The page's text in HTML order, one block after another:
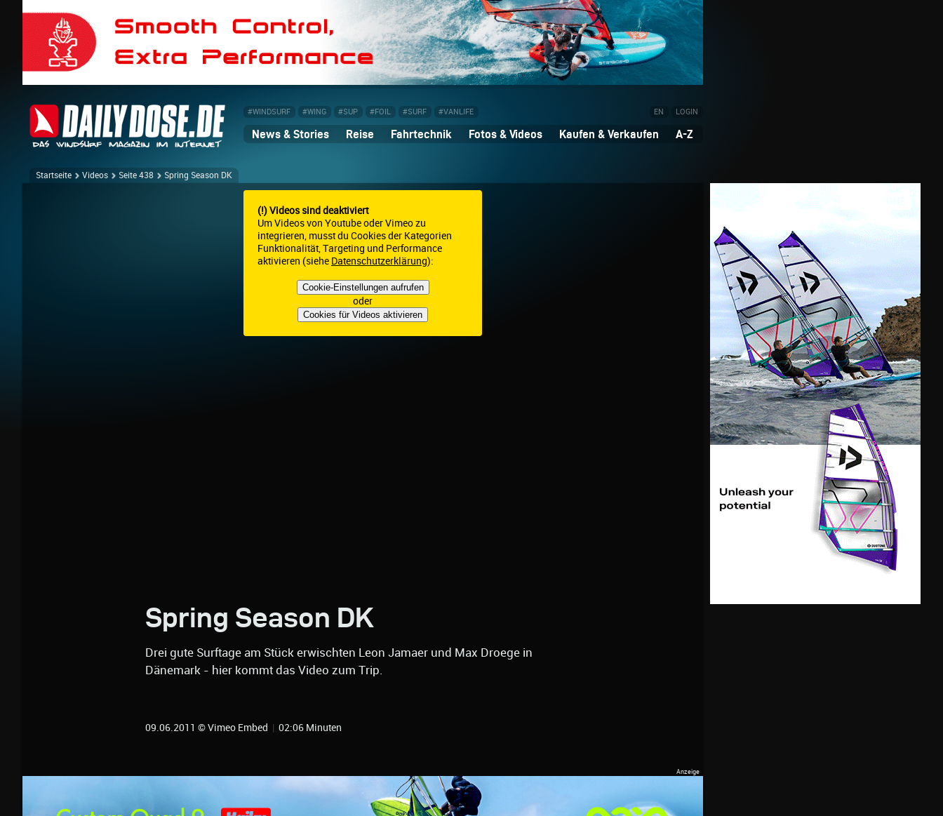
#WINDSURF #WING #SUP #FOIL #SURF #VANLIFE EN LOGIN
News & Stories Reise Fahrtechnik Fotos & Videos Kaufen & Verkaufen A-Z
Startseite Videos Seite 438 Spring Season DK
(!) Videos sind deaktiviert
Um Videos von Youtube oder Vimeo zu
integrieren, musst du Cookies der Kategorien
Funktionalität, Targeting und Performance
aktivieren (siehe Datenschutzerklärung):
Cookie-Einstellungen aufrufen
oder
Cookies für Videos aktivieren
Spring Season DK
Drei gute Surftage am Stück erwischten Leon Jamaer und Max Droege in
Dänemark - hier kommt das Video zum Trip.
09.06.2011 © Vimeo Embed | 02:06 Minuten